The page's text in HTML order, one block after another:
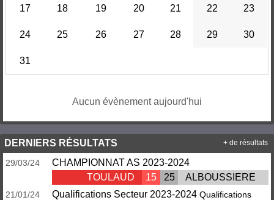
17 18 19 20 21 22 23
24 25 26 27 28 29 30
31
Aucun évènement aujourd'hui
DERNIERS RÉSULTATS
29/03/24
CHAMPIONNAT AS 2023-2024
TOULAUD
15 25 ALBOUSSIERE
21/01/24 Qualifications Secteur 2023-2024 Qualifications
+ de résultats